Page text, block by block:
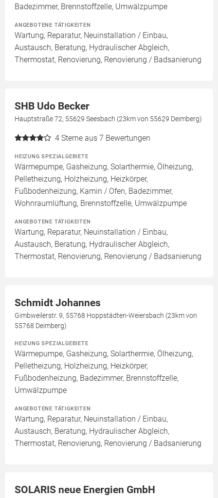
Badezimmer, Brennstoffzelle, Umwälzpumpe
ANGEBOTENE TÄTIGKEITEN
Wartung, Reparatur, Neuinstallation / Einbau,
Austausch, Beratung, Hydraulischer Abgleich,
Thermostat, Renovierung, Renovierung / Badsanierung
SHB Udo Becker
Hauptstraße 72, 55629 Seesbach (23km von 55629 Deimberg)
4 Sterne aus 7 Bewertungen
HEIZUNG SPEZIALGEBIETE
Wärmepumpe, Gasheizung, Solarthermie, Ölheizung,
Pelletheizung, Holzheizung, Heizkörper,
Fußbodenheizung, Kamin / Ofen, Badezimmer,
Wohnraumlüftung, Brennstoffzelle, Umwälzpumpe
ANGEBOTENE TÄTIGKEITEN
Wartung, Reparatur, Neuinstallation / Einbau,
Austausch, Beratung, Hydraulischer Abgleich,
Thermostat, Renovierung, Renovierung / Badsanierung
Schmidt Johannes
Gimbweilerstr. 9, 55768 Hoppstädten-Weiersbach (23km von
55768 Deimberg)
HEIZUNG SPEZIALGEBIETE
Wärmepumpe, Gasheizung, Solarthermie, Ölheizung,
Pelletheizung, Holzheizung, Heizkörper,
Fußbodenheizung, Badezimmer, Brennstoffzelle,
Umwälzpumpe
ANGEBOTENE TÄTIGKEITEN
Wartung, Reparatur, Neuinstallation / Einbau,
Austausch, Beratung, Hydraulischer Abgleich,
Thermostat, Renovierung, Renovierung / Badsanierung
SOLARIS neue Energien GmbH